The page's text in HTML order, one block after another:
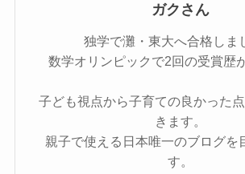
ガクさん
独学で灘・東大へ合格しま
数学オリンピックで2回の受賞歴
子ども視点から子育ての良かった
きます。
親子で使える日本唯一のブログを
す。